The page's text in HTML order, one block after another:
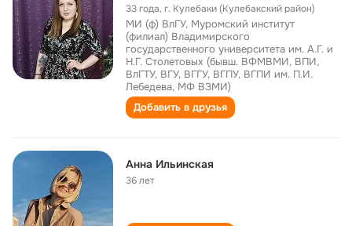
33 года,г. Кулебаки (Кулебакский район)
МИ (ф) ВлГУ, Муромский институт
(филиал) Владимирского
государственного университета им. А.Г. и
Н.Г. Столетовых (бывш. ВФМВМИ, ВПИ,
ВлГТУ, ВГУ, ВГГУ, ВГПУ, ВГПИ им. П.И.
Лебедева, МФ ВЗМИ)
Добавить в друзья
Анна Ильинская
36 лет